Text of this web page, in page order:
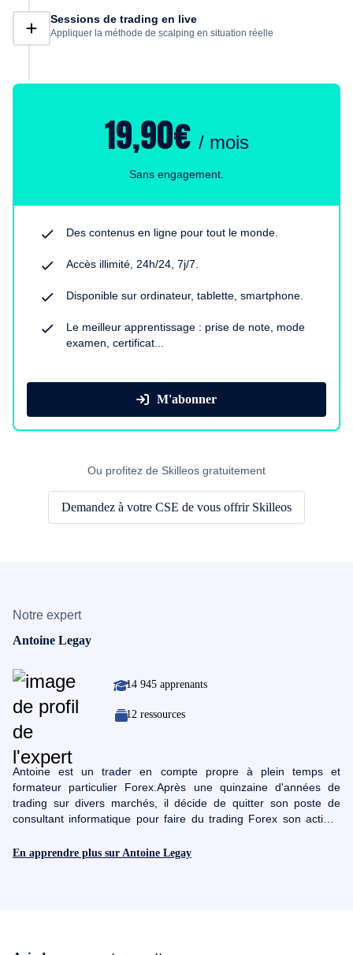
Sessions de trading en live
Appliquer la méthode de scalping en situation réelle
19,90€ / mois
Sans engagement.
Des contenus en ligne pour tout le monde.
Accès illimité, 24h/24, 7j/7.
Disponible sur ordinateur, tablette, smartphone.
Le meilleur apprentissage : prise de note, mode
examen, certificat...
M'abonner
Ou profitez de Skilleos gratuitement
Demandez à votre CSE de vous offrir Skilleos
Notre expert
Antoine Legay
14 945 apprenants
12 ressources
Antoine est un trader en compte propre à plein temps et
formateur particulier Forex.Après une quinzaine d'années de
trading sur divers marchés, il décide de quitter son poste de
consultant informatique pour faire du trading Forex son activité
classique, Antoine aime tester diverses méthodes d'analyses
En apprendre plus sur Antoine Legay